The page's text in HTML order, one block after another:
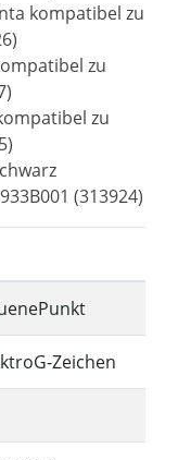
kompatibel zu
zu
zu
(313924)
Zeichen